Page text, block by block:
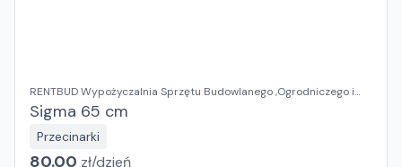
RENTBUD Wypożyczalnia Sprzętu Budowlanego ,Ogrodniczego i
Elektronarzędzi
Sigma 65 cm
Przecinarki
80.00 zł/dzień